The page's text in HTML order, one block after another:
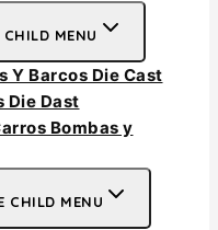
MENU
Y Barcos Die Cast
Die Dast
Bombas y
CHILD MENU